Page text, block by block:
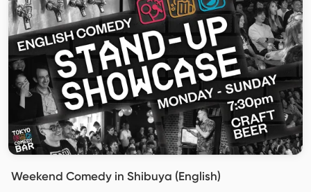
Weekend Comedy in Shibuya (English)